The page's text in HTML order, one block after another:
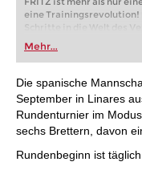
eine Trainingsrevolution!
Schritte in die Welt des
oder bereits auf
FRITZ trainieren Sie
individueller als je zuvor.
Mehr...
Die spanische
September in Linares
Rundenturnier im
sechs Brettern, davon
Rundenbeginn ist